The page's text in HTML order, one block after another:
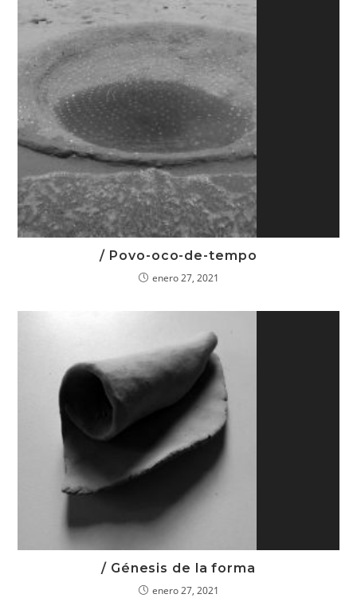
/ Povo-oco-de-tempo
enero 27, 2021
/ Génesis de la forma
enero 27, 2021